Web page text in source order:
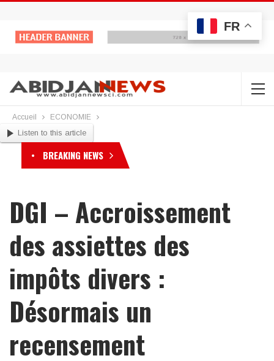
Accueil ECONOMIE
Listen to this article
BREAKING NEWS
DGI – Accroissement
des assiettes des
impôts divers :
Désormais un
recensement
FR